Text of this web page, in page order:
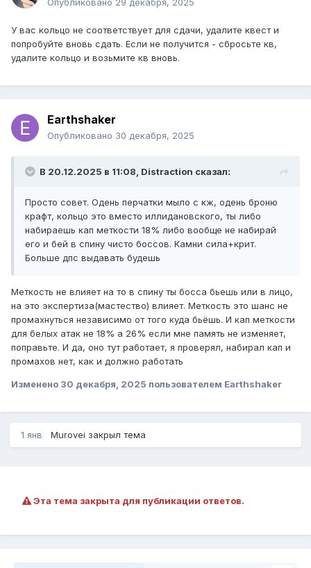
Опубликовано 29 декабря, 2025
У вас кольцо не соответствует для сдачи, удалите квест и
попробуйте вновь сдать. Если не получится - сбросьте кв,
удалите кольцо и возьмите кв вновь.
Earthshaker
Опубликовано 30 декабря, 2025
В 20.12.2025 в 11:08, Distraction сказал:
Просто совет. Одень перчатки мыло с кж, одень броню
крафт, кольцо это вместо иллидановского, ты либо
набираешь кап меткости 18% либо вообще не набирай
его и бей в спину чисто боссов. Камни сила+крит.
Больше дпс выдавать будешь
Меткость не влияет на то в спину ты босса бьешь или в лицо,
на это экспертиза(мастество) влияет. Меткость это шанс не
промахнуться независимо от того куда бьёшь. И кап меткости
для белых атак не 18% а 26% если мне память не изменяет,
поправьте. И да, оно тут работает, я проверял, набирал кап и
промахов нет, как и должно работать
Изменено 30 декабря, 2025 пользователем Earthshaker
1 янв Murovei закрыл тема
Эта тема закрыта для публикации ответов.